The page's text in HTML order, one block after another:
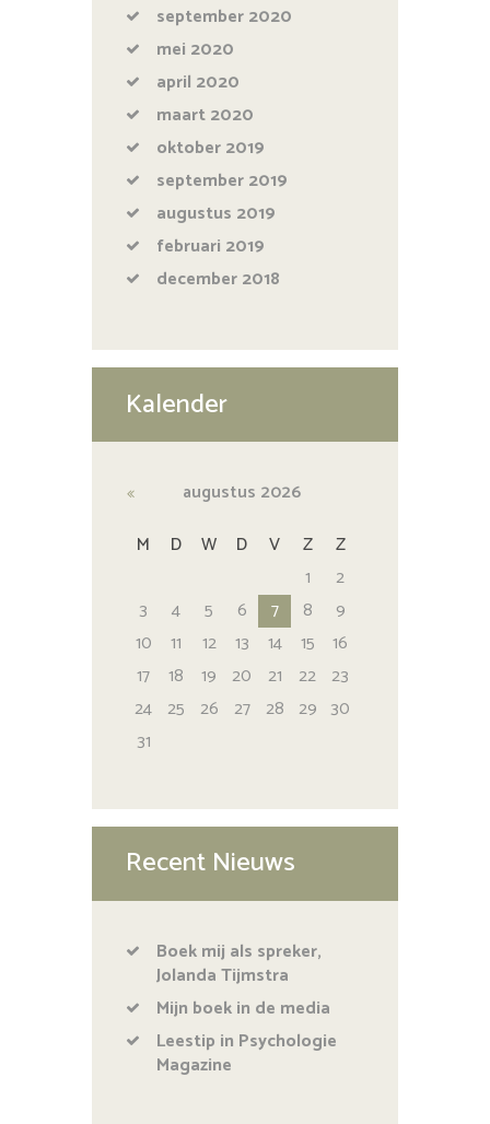
september2020
mei 2020
april 2020
maart2020
oktober2019
september2019
augustus 2019
februari 2019
december2018
Kalender
augustus 2026
M
D W D V Z
Z
1
2
3
4 5 6 7 8
9
10
11 12 13 14 15
16
17
18 19 20 21 22 23
24 25 26 27 28 29 30
31
Recent Nieuws
Boek mij als spreker,
Jolanda Tijmstra
Mijn boek in de media
Leestip in Psychologie
Magazine